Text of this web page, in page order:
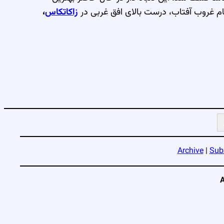
غروب آفتاب، درست بالای افق غربی در زاكاتکاس،
Archive|